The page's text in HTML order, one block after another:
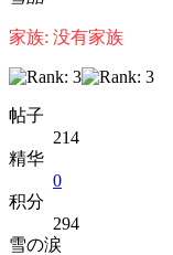
家族: 没有家族
帖子
214
精华
0
积分
294
雪の涙